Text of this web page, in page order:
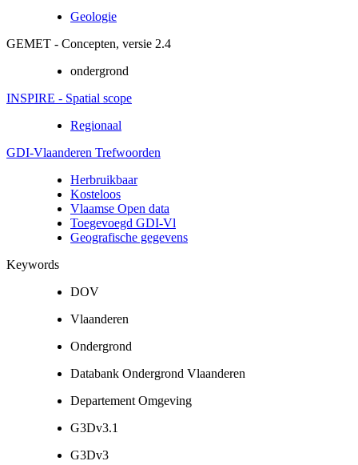
Geologie
GEMET - Concepten, versie 2.4
ondergrond
INSPIRE - Spatial scope
Regionaal
GDI-Vlaanderen Trefwoorden
Herbruikbaar
Kosteloos
Vlaamse Open data
Toegevoegd GDI-Vl
Geografische gegevens
Keywords
DOV
Vlaanderen
Ondergrond
Databank Ondergrond Vlaanderen
Departement Omgeving
G3Dv3.1
G3Dv3